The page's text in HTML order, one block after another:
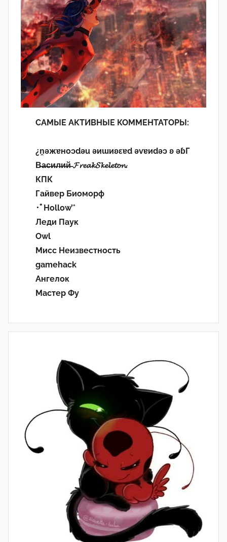
САМЫЕ АКТИВНЫЕ КОММЕНТАТОРЫ:
¿n̯ǝжɐноɔdǝu ǝиɯиʚεɐd ǝvɐиdǝɔ ʚ ǝɓГ
В̶а̶с̶и̶л̶и̶й̶ 𝓕𝓻𝓮𝓪𝓴𝓢𝓴𝓮𝓵𝓮𝓽𝓸𝓷.
КПК
Гайвер Биоморф
･ﾟHollow’°
Леди Паук
Owl
Мисс Неизвестность
gamehack
Ангелок
Мастер Фу